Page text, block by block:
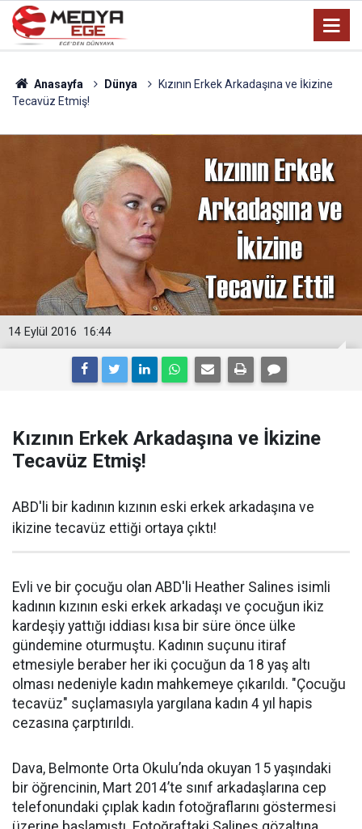
Anasayfa Dünya
Kızının Erkek Arkadaşına ve İkizine
Tecavüz Etmiş!
16:44
14 Eylül 2016
Kızının Erkek Arkadaşına ve İkizine
Tecavüz Etmiş!
ABD'li bir kadının kızının eski erkek arkadaşına ve
ikizine tecavüz ettiği ortaya çıktı!
Evli ve bir çocuğu olan ABD'li Heather Salines isimli
kadının kızının eski erkek arkadaşı ve çocuğun ikiz
kardeşiy yattığı iddiası kısa bir süre önce ülke
gündemine oturmuştu. Kadının suçunu itiraf
etmesiyle beraber her iki çocuğun da 18 yaş altı
olması nedeniyle kadın mahkemeye çıkarıldı. "Çocuğu
tecavüz" suçlamasıyla yargılana kadın 4 yıl hapis
cezasına çarptırıldı.
Dava, Belmonte Orta Okulu’nda okuyan 15 yaşındaki
bir öğrencinin, Mart 2014’te sınıf arkadaşlarına cep
telefonundaki çıplak kadın fotoğraflarını göstermesi